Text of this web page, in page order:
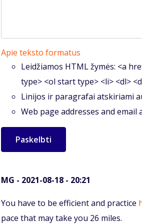
Apie teksto formatus
Leidžiamos HTML žymės: <a
type> <ol start type> <li> <dl>
Linijos ir paragrafai atskiriami
Web page addresses and
MG - 2021-08-18 - 20:21
Komentaras
You have to be efficient and practice
pace that may take you 26 miles.